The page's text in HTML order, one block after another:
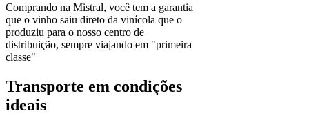
Comprando na Mistral, você tem a garantia
que o vinho saiu direto da vinícola que o
produziu para o nosso centro de
distribuição, sempre viajando em "primeira
classe"
Transporte em condições
ideais